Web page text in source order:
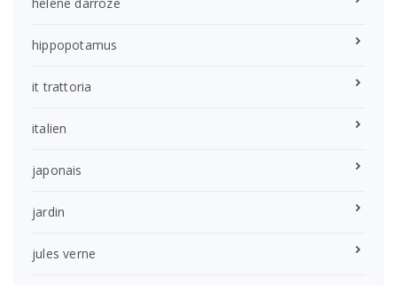
hippopotamus
it trattoria
italien
japonais
jardin
jules verne